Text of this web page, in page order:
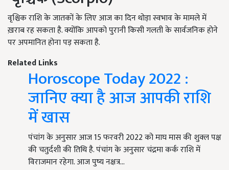
वृश्चिक राशि के जातकों के लिए आज का दिन थोड़ा स्वभाव के मामले में
ख़राब रह सकता है. क्योंकि आपको पुरानी किसी गलती के सार्वजनिक होने
पर अपमानित होना पड़ सकता है.
Related Links
Horoscope Today 2022 :
जानिए क्या है आज आपकी राशि
में खास
पंचांग के अनुसार आज 15 फरवरी 2022 को माघ मास की शुक्ल पक्ष
की चतुर्दशी की तिथि है. पंचांग के अनुसार चंद्रमा कर्क राशि में
विराजमान रहेगा. आज पुष्य नक्षत्र…